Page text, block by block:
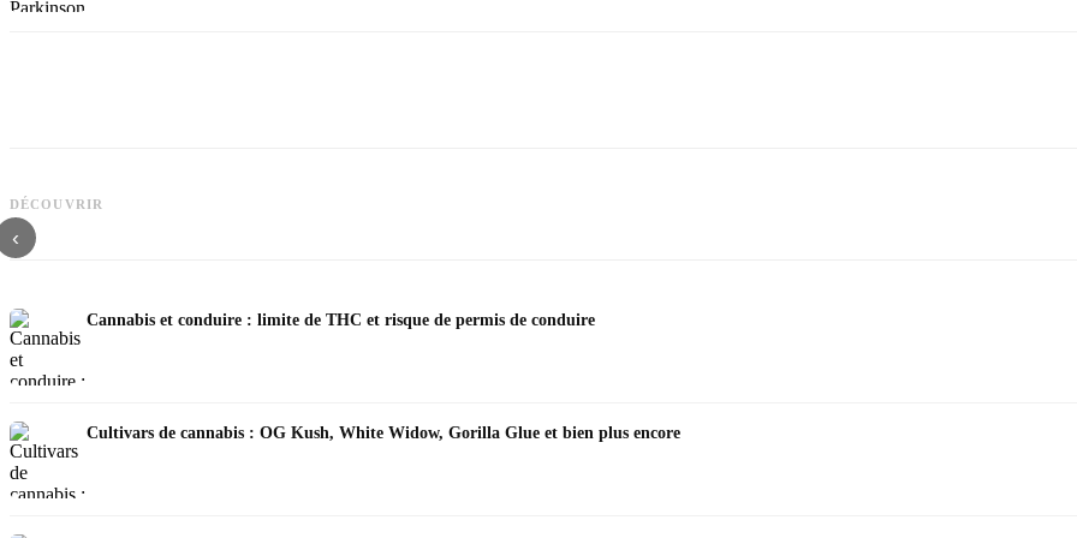
DÉCOUVRIR
‹
Cannabis et TDAH : dopamin, automédication et ce que montrent les études
Cannabis et conduire : limite de THC et risque de permis de conduire
Cultivars de cannabis : OG Kush, White Widow, Gorilla Glue et bien plus encore